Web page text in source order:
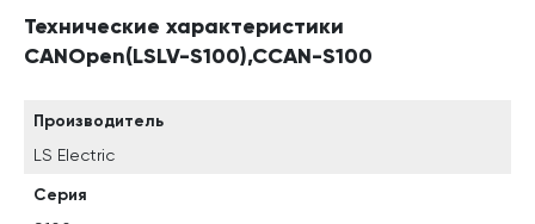
Технические характеристики
CANOpen(LSLV-S100),CCAN-S100
Производитель
LS Electric
Серия